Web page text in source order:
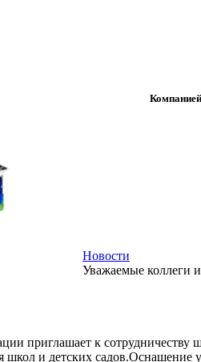
Новости
Уважаемые коллеги
приглашает к
школ и детских